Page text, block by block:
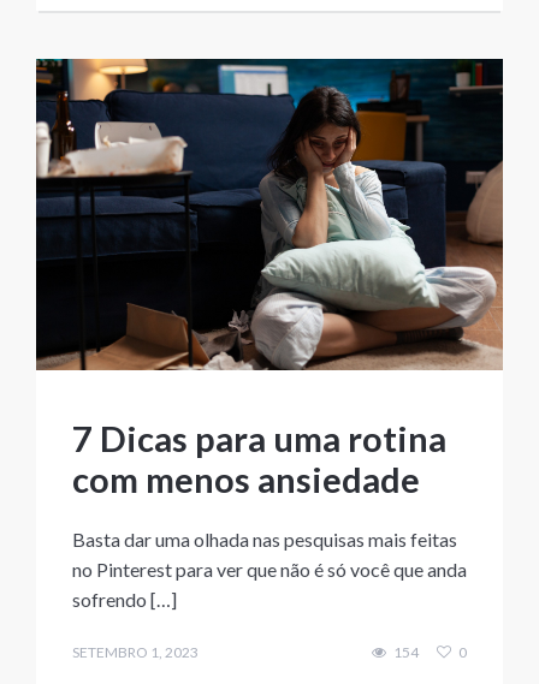
7 Dicas para uma rotina
com menos ansiedade
Basta dar uma olhada nas pesquisas mais feitas
no Pinterest para ver que não é só você que anda
sofrendo […]
SETEMBRO 1, 2023 154 0